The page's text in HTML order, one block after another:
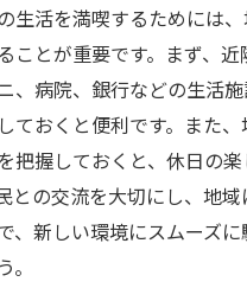
生活を満喫するためには
ことが重要です。まず、近
、病院、銀行などの生活
ておくと便利です。また
把握しておくと、休日の
との交流を大切にし、地
、新しい環境にスムーズに